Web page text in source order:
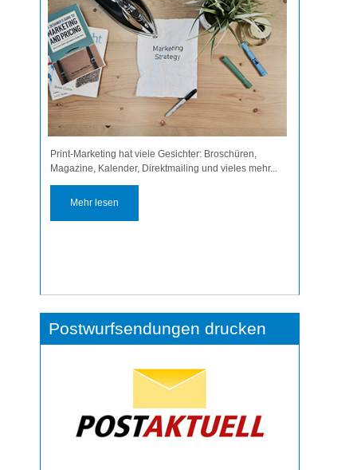
Print-Marketing hat viele Gesichter: Broschüren,
Magazine, Kalender, Direktmailing und vieles mehr...
Mehr lesen
​Postwurfsendungen drucken